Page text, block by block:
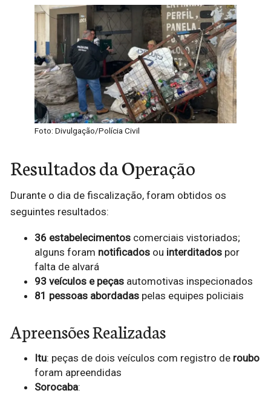
Foto: Divulgação/Polícia Civil
Resultados da Operação
Durante o dia de fiscalização, foram obtidos os
seguintes resultados:
36 estabelecimentos comerciais vistoriados;
alguns foram notificados ou interditados por
falta de alvará
93 veículos e peças automotivas inspecionados
81 pessoas abordadas pelas equipes policiais
Apreensões Realizadas
Itu: peças de dois veículos com registro de roubo
foram apreendidas
Sorocaba: